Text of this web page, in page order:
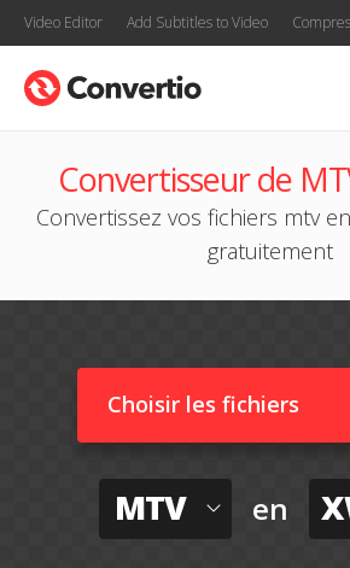
Video Editor Add Subtitles to Video
Convertisseur de
Convertissez vos fichiers mtv
gratuitement
Choisir les fichiers
MTV en